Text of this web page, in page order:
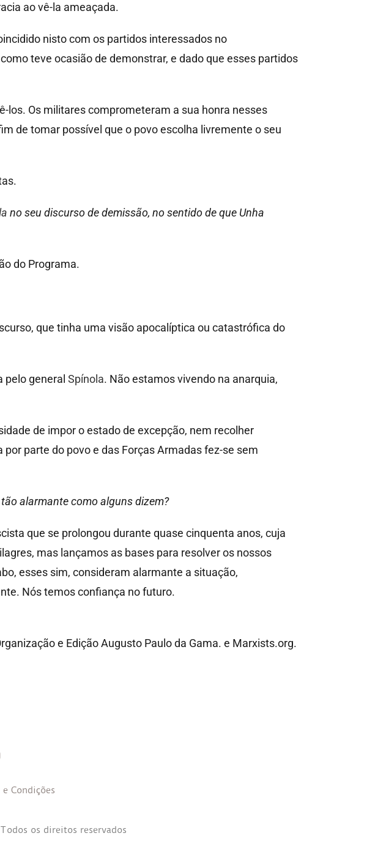
ao vê-la ameaçada.
nisto com os partidos interessados no
teve ocasião de demonstrar, e dado que esses partidos
los. Os militares comprometeram a sua honra nesses
de tomar possível que o povo escolha livremente o seu
no seu discurso de demissão, no sentido de que Unha
do Programa.
que tinha uma visão apocalíptica ou catastrófica do
pelo general Spínola. Não estamos vivendo na anarquia,
de impor o estado de excepção, nem recolher
parte do povo e das Forças Armadas fez-se sem
alarmante como alguns dizem?
que se prolongou durante quase cinquenta anos, cuja
mas lançamos as bases para resolver os nossos
esses sim, consideram alarmante a situação,
Nós temos confiança no futuro.
e Edição Augusto Paulo da Gama. e Marxists.org.
Condições
os direitos reservados